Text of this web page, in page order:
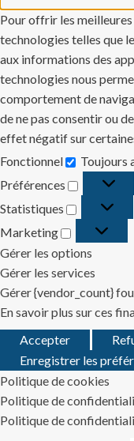
Pour offrir les
technologies telles que
aux informations des
technologies nous
comportement de
de ne pas consentir ou
effet négatif sur
Fonctionnel
Toujours
Préférences
Statistiques
Marketing
Marketing
Gérer les options
Gérer les services
Gérer {vendor_count}
En savoir plus sur ces
Accepter
Enregistrer les
Politique de cookies
Politique de
Politique de